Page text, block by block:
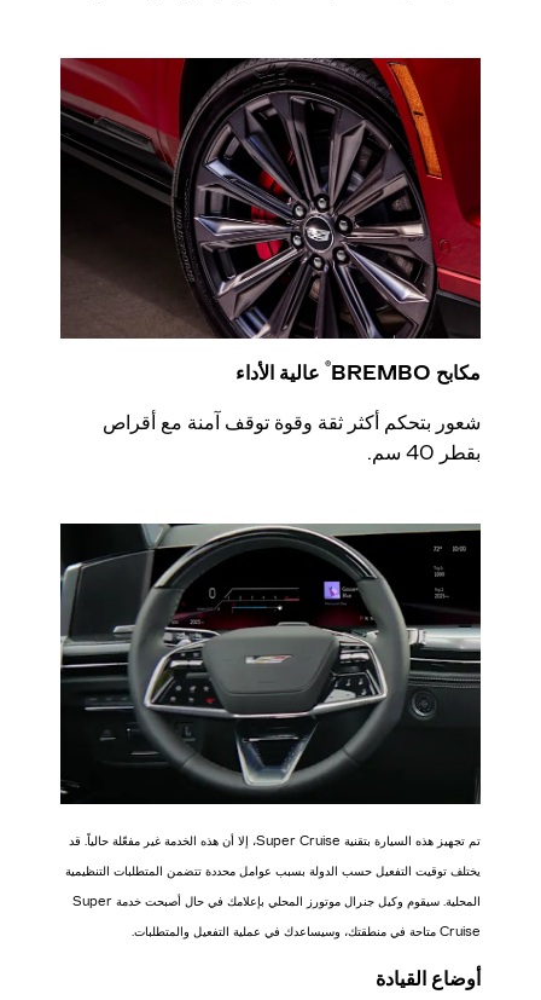
مكابح BREMBO ®عالية الأداء
​شعور بتحكم أكثر ثقة وقوة توقف آمنة مع أقراص
بقطر 40 سم.
تم تجهيز هذه السيارة بتقنية Super Cruise، إلا أن هذه الخدمة غير مفعّلة حالياً. قد
يختلف توقيت التفعيل حسب الدولة بسبب عوامل محددة تتضمن المتطلبات التنظيمية
المحلية. سيقوم وكيل جنرال موتورز المحلي بإعلامك في حال أصبحت خدمة Super
Cruise متاحة في منطقتك، وسيساعدك في عملية التفعيل والمتطلبات.
أوضاع القيادة